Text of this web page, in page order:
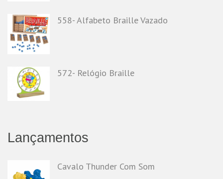
558- Alfabeto Braille Vazado
572- Relógio Braille
Lançamentos
Cavalo Thunder Com Som